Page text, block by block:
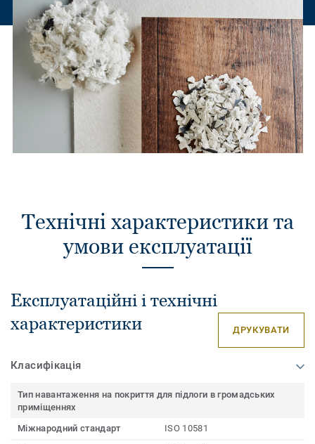
Технічні характеристики та
умови експлуатації
Експлуатаційні і технічні
характеристики
ДРУКУВАТИ
Класифікація
Тип навантаження на покриття для підлоги в громадських
приміщеннях
Міжнародний стандарт
ISO 10581